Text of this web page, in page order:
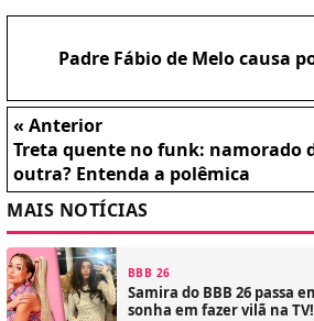
Padre Fábio de Melo causa
« Anterior
Treta quente no funk: namorado
outra? Entenda a polêmica
MAIS NOTÍCIAS
BBB 26
Samira do BBB 26 passa
sonha em fazer vilã na TV!